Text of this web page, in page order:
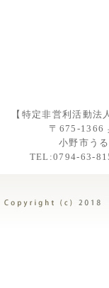
【特定非営利活動法
〒675-1366
小野市う
TEL:0794-63-